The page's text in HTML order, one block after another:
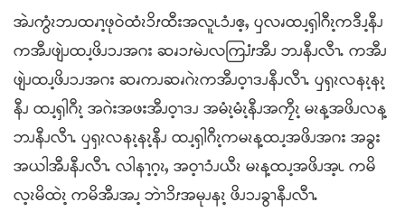
အဲၪကွံၩဘၪထၧၫ့ဖုဝဲထံၩၥိၭထီးအလူၬၥံၪဧ့ႇ ၦလၧထၪ့ၡါဂီၩ့ကဒီၪ့နီၪ
ကအီၪဖျဲၪထၪ့ဖိၪၥၪအဂး ဆၧၥၭမဲၪလကြၨၭအီၪ ဘၪနီၪလီၫႉ ကအီၪ
ဖျဲၪထၪ့ဖိၪၥၪအဂး ဆၧကၪဆၧဂဲၩကအီၪဝ့ၫဒၪနီၪလီၫႉ ၦၡၩလနၩ့နၩ့
နီၪ ထၪ့ၡါဂီၩ့ အဂဲးအဖးအီၪဝ့ၫဒၪ အမံၩ့မံၩ့နီၪအကၠီၩ့ မၩန့အဖိၪလန့
ဘၪနီၪလီၫႉ ၦၡၩလနၩ့နၩ့နီၪ ထၪ့ၡါဂီၩ့ကမၩန့ထၪ့အဖိၪအဂး အခွး
အယါအီၪနီၪလီၫႉ လါနၫ့ဂ့ၩႇ အဝ့ၫၥံၪယီၩ မၩန့ထၪ့အဖိၪအ့ၬ ကမိ
လ့ၩမိထဲၩ့ ကမိအီၪအၪ့ ဘဲၫၥိၭအမုၪနၩ့ ဖိၪၥၪခွၫနီၪလီၫႉ